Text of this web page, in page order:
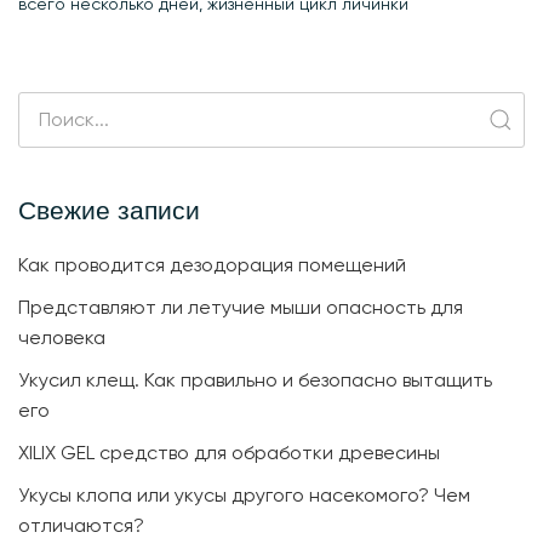
Свежие записи
Как проводится дезодорация помещений
Представляют ли летучие мыши опасность для
человека
Укусил клещ. Как правильно и безопасно вытащить
его
XILIX GEL средство для обработки древесины
Укусы клопа или укусы другого насекомого? Чем
отличаются?